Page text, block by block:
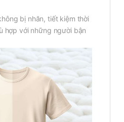
bị nhăn, tiết kiệm thời
hợp với những người bận